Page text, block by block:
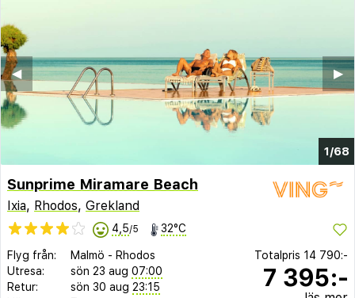
1/68
▶︎
◀︎
Sunprime Miramare Beach
Ixia, Rhodos, Grekland
4,5/5 32°C
Flyg från: Malmö - Rhodos
Utresa:
sön 23 aug 07:00
Retur:
sön 30 aug 23:15
Totalpris 14 790:-
7 395:-